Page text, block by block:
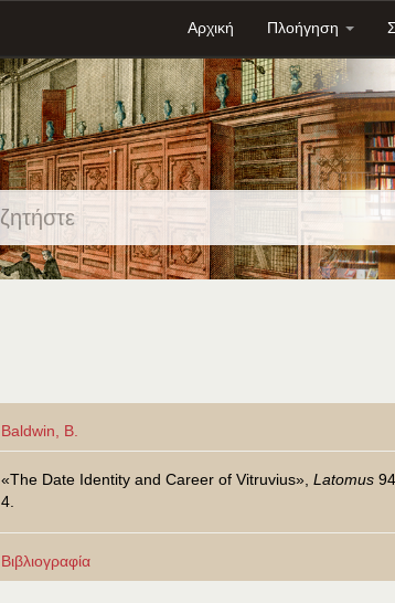
Αρχική Πλοήγηση
Baldwin, B.
«The Date Identity and Career of Vitruvius»,Latomus
4.
Βιβλιογραφία